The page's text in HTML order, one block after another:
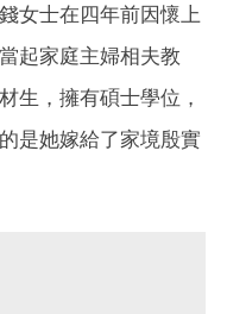
女士在四年前因懷上
起家庭主婦相夫教
生，擁有碩士學位，
是她嫁給了家境殷實